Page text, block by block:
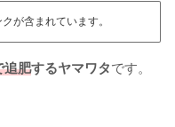
が含まれています。
追肥するヤマワタです。